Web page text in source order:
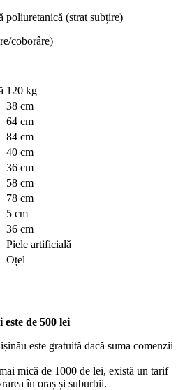
poliuretanică (strat subțire)
coborâre)
120 kg
38 cm
64 cm
84 cm
40 cm
36 cm
58 cm
78 cm
5 cm
36 cm
Piele artificială
Oțel
de 500 lei
este gratuită dacă suma comenzii
mică de 1000 de lei, există un tarif
în oraș și suburbii.